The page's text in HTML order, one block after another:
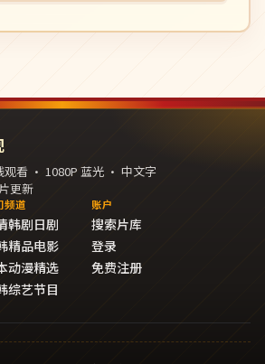
观看 · 1080P 蓝光 · 中文字
更新
频道
韩剧日剧
精品电影
动漫精选
综艺节目
账户
搜索片库
登录
免费注册